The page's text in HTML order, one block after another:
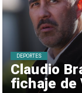
Claudio
fichaje de
DEPORTES